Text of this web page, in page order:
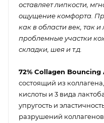
оставляет липкости,
ощущение комфорта.
как в области век, так
проблемные участки
складки, шея и т.д.
72% Collagen
состоящий из
кислоты и 3 вида
упругость и
разрушений